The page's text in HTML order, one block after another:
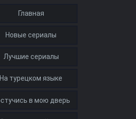
Главная
Новые сериалы
Лучшие сериалы
На турецком языке